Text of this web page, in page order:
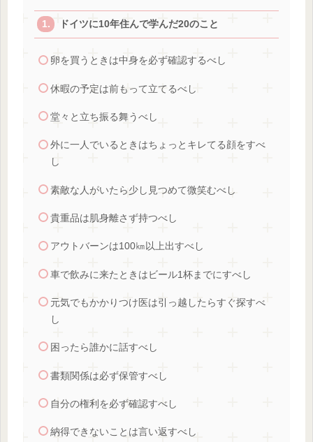
ドイツに10年住んで学んだ20のこと
卵を買うときは中身を必ず確認するべし
休暇の予定は前もって立てるべし
堂々と立ち振る舞うべし
外に一人でいるときはちょっとキレてる顔をすべ
し
素敵な人がいたら少し見つめて微笑むべし
貴重品は肌身離さず持つべし
アウトバーンは100㎞以上出すべし
車で飲みに来たときはビール1杯までにすべし
元気でもかかりつけ医は引っ越したらすぐ探すべ
し
困ったら誰かに話すべし
書類関係は必ず保管すべし
自分の権利を必ず確認すべし
納得できないことは言い返すべし